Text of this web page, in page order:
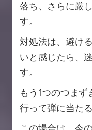
落ち、さらに厳
す。
対処法は、避け
いと感じたら、
す。
もう1つのつま
行って弾に当た